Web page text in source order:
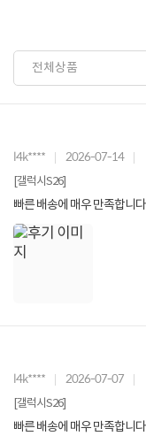
l4k**** 2026-07-14
[갤럭시S26]
빠른 배송에 매우 만족합니
l4k**** 2026-07-07
[갤럭시S26]
빠른 배송에 매우 만족합니